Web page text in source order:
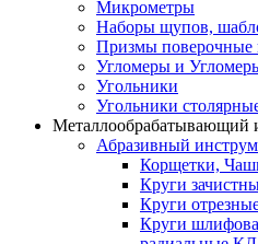
Микрометры
Наборы щупов,
Призмы поверочные
Угломеры и
Угольники
Угольники
Металлообрабатывающий
Абразивный
Корщетки,
Круги
Круги
Круги